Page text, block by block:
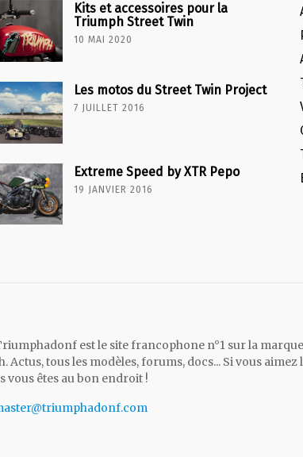
Kits et accessoires pour la
Triumph Street Twin
10 MAI 2020
Les motos du Street Twin Project
7 JUILLET 2016
Extreme Speed by XTR Pepo
19 JANVIER 2016
est le site francophone n°1 sur la
Actus, tous les modèles, forums, docs... Si vous aimez
vous êtes au bon endroit !